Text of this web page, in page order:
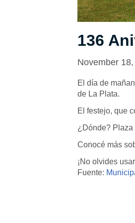
136
November
El día de
de La Plata.
El festejo, que
¿Dónde? Plaza
Conocé más
¡No olvides
Fuente: